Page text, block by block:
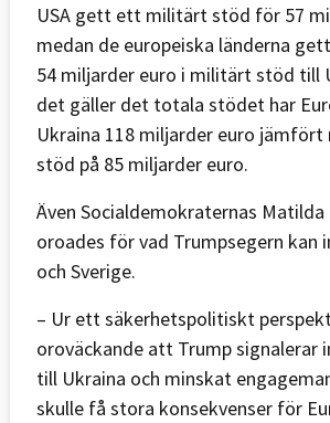
USA gett ett militärt stöd för 57
medan de europeiska länderna
54 miljarder euro i militärt stöd till
det gäller det totala stödet har
Ukraina 118 miljarder euro jämfört
stöd på 85 miljarder euro.
Även Socialdemokraternas Matilda
oroades för vad Trumpsegern kan
och Sverige.
– Ur ett säkerhetspolitiskt
oroväckande att Trump signalerar
till Ukraina och minskat
skulle få stora konsekvenser för